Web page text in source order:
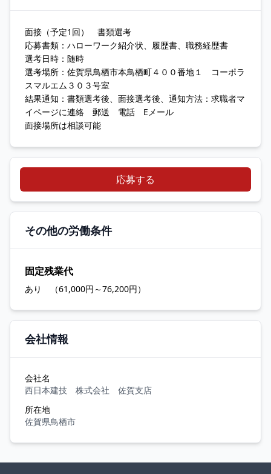
面接（予定1回） 書類選考
応募書類：ハローワーク紹介状、履歴書、職務経歴書
選考日時：随時
選考場所：佐賀県鳥栖市本鳥栖町４００番地１ コーポラ
スマルエム３０３号室
結果通知：書類選考後、面接選考後、通知方法：求職者マ
イページに連絡 郵送 電話 Eメール
面接場所は相談可能
応募する
その他の労働条件
固定残業代
あり （61,000円～76,200円）
会社情報
会社名
西日本建技 株式会社 佐賀支店
所在地
佐賀県鳥栖市